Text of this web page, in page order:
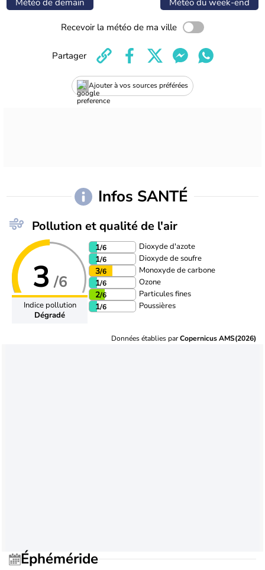
Recevoir la météo de ma ville
Ajouter à vos sources préférées
Partager
Infos SANTÉ
Pollution et qualité de l'air
3 /6
Indice pollution
Dégradé
1/6 Dioxyde d'azote
1/6 Dioxyde de soufre
3/6 Monoxyde de carbone
1/6 Ozone
2/6 Particules fines
1/6 Poussières
Données établies parCopernicus AMS(2026)
Éphéméride